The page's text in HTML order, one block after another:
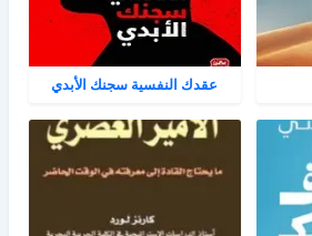
عقدك النفسية سجنك الأبدي